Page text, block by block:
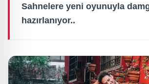
Sahnelere yeni oyunuyla
hazırlanıyor..